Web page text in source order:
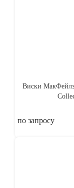
Виски
по запросу